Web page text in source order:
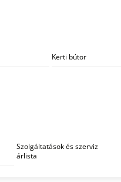
Kerti bútor
Szolgáltatások és szerviz
árlista